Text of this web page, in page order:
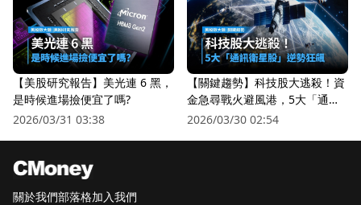
【美股研究報告】美光連 6 黑，
是時候進場撿便宜了嗎?
2026/03/31 03:38
【關鍵趨勢】科技股大逃殺！資
金急尋戰火避風港，5大「通訊
衛星股」逆勢狂飆
2026/03/30 02:54
關於我們部落格加入我們